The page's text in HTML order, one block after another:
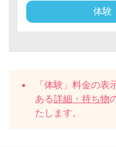
体験
「体験」料金の表
ある詳細・持ち物
たします。